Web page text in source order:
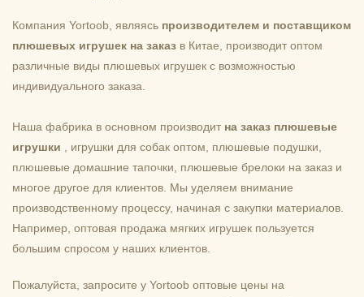
Компания Yortoob, являясь производителем и поставщиком
плюшевых игрушек на заказ в Китае, производит оптом
различные виды плюшевых игрушек с возможностью
индивидуального заказа.
Наша фабрика в основном производит на заказ плюшевые
игрушки , игрушки для собак оптом, плюшевые подушки,
плюшевые домашние тапочки, плюшевые брелоки на заказ и
многое другое для клиентов. Мы уделяем внимание
производственному процессу, начиная с закупки материалов.
Например, оптовая продажа мягких игрушек пользуется
большим спросом у наших клиентов.
Пожалуйста, запросите у Yortoob оптовые цены на